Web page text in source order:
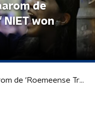
de
NIET won
Podcast De Dag: waarom de 'Roemeense Trump' NIET won